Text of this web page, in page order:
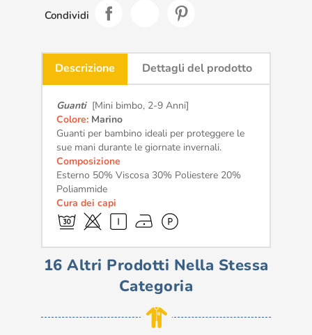
Condividi
Descrizione Dettagli del prodotto
Guanti[Mini bimbo, 2-9 Anni]
Colore: Marino
Guanti per bambino ideali per proteggere le
sue mani durante le giornate invernali.
Composizione
Esterno 50% Viscosa 30% Poliestere 20%
Poliammide
Cura dei capi
16 Altri Prodotti Nella Stessa
Categoria